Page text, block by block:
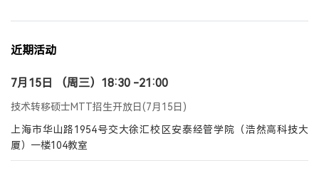
近期活动
7月15日 （周三）18:30 -21:00
技术转移硕士MTT招生开放日(7月15日)
上海市华山路1954号交大徐汇校区安泰经管学院（浩然高科技大
厦）一楼104教室